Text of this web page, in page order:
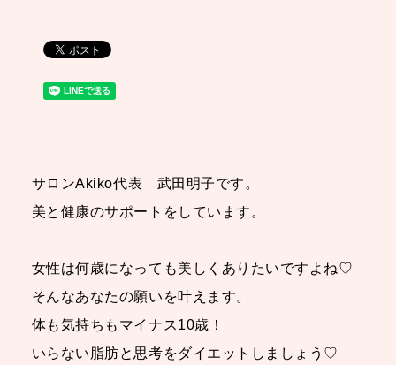
サロンAkiko代表 武田明子です。
美と健康のサポートをしています。
女性は何歳になっても美しくありたいですよね♡
そんなあなたの願いを叶えます。
体も気持ちもマイナス10歳！
いらない脂肪と思考をダイエットしましょう♡